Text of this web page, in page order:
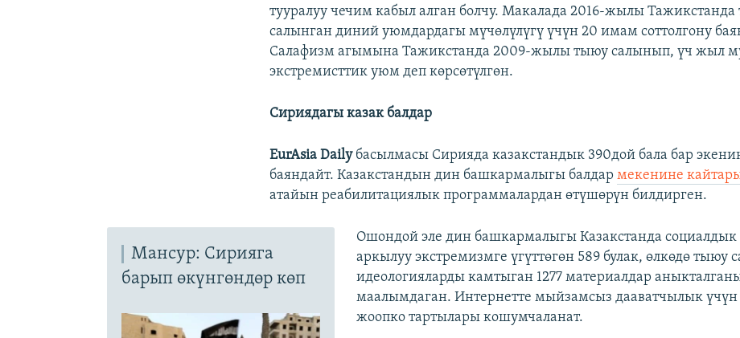
тууралуу чечим кабыл алган болчу. Макалада 2016-жылы
салынган диний уюмдардагы мүчөлүлүгү үчүн 20 имам соттолгону
Салафизм агымына Тажикстанда 2009-жылы тыюу салынып, үч жыл
экстремисттик уюм деп көрсөтүлгөн.
Сириядагы казак балдар
EurAsia Dailyбасылмасы Сирияда казакстандык 390дой бала бар
баяндайт. Казакстандын дин башкармалыгы балдармекенине
атайын реабилитациялык программалардан өтүшөрүн билдирген.
Мансур: Сирияга
барып өкүнгөндөр көп
Ошондой эле дин башкармалыгы Казакстанда социалдык
аркылуу экстремизмге үгүттөгөн 589 булак, өлкөдө тыюу
идеологияларды камтыган 1277 материалдар
маалымдаган. Интернетте мыйзамсыз дааватчылык
жоопко тартылары кошумчаланат.